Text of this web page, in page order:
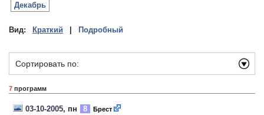
Декабрь
Вид: Краткий Подробный
Сортировать по:
7 программ
03-10-2005, пн 8 Брест